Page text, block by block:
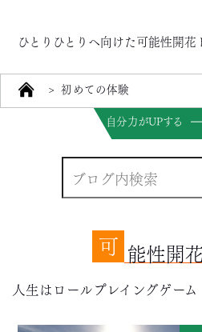
ひとりひとりへ向けた可能性開花
> 初めての体験
自分力がUPする
可 能性開
人生はロールプレイングゲー